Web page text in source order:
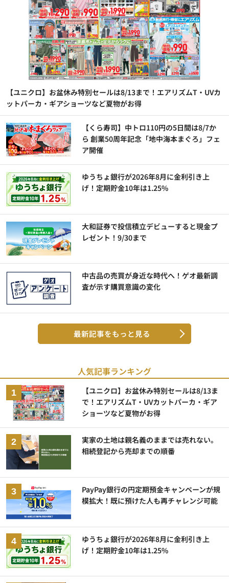
【ユニクロ】お盆休み特別セールは8/13まで！エアリズムT・UVカ
ットパーカ・ギアショーツなど夏物がお得
【くら寿司】中トロ110円の5日間は8/7か
ら 創業50周年記念「地中海本まぐろ」フェ
ア開催
ゆうちょ銀行が2026年8月に金利引き上
げ！定期貯金10年は1.25%
大和証券で投信積立デビューすると現金プ
レゼント！9/30まで
中古品の売買が身近な時代へ！ゲオ最新調
査が示す購買意識の変化
最新記事をもっと見る
人気記事ランキング
【ユニクロ】お盆休み特別セールは8/13ま
で！エアリズムT・UVカットパーカ・ギア
ショーツなど夏物がお得
実家の土地は親名義のままでは売れない。
相続登記から売却までの順番
PayPay銀行の円定期預金キャンペーンが規
模拡大！既に預けた人も再チャレンジ可能
ゆうちょ銀行が2026年8月に金利引き上
げ！定期貯金10年は1.25%